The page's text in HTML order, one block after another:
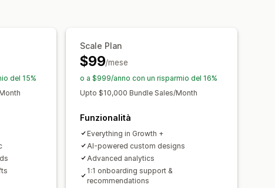
personalizzati
del 15%
Scale Plan
$99/mese
o a $999/anno con un risparmio del 16%
Upto $10,000 Bundle Sales/Month
Funzionalità
Everything in Growth +
AI-powered custom designs
Advanced analytics
1:1 onboarding support &
recommendations